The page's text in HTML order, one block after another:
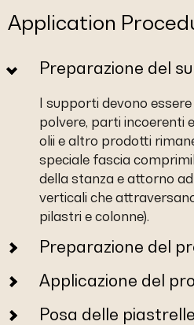
Application
Preparazione del
I supporti devono
polvere, parti incoerenti
olii e altro prodotti
speciale fascia
della stanza e attorno
verticali che
pilastri e colonne).
Preparazione del
Applicazione del
Posa delle piastrelle